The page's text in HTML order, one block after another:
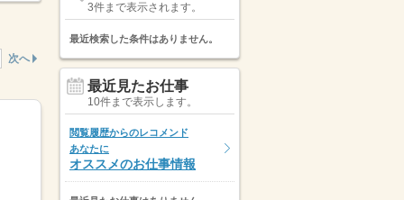
次へ
3件まで表示されます。
最近検索した条件はありません。
最近見たお仕事
10件まで表示します。
閲覧履歴からのレコメンド
あなたに
オススメのお仕事情報